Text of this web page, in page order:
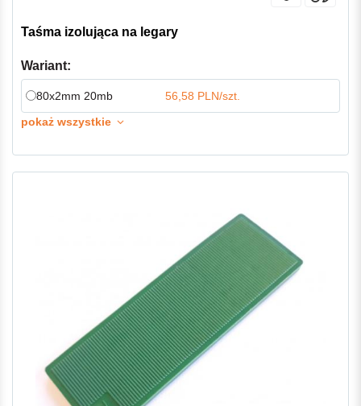
Taśma izolująca na legary
Wariant:
80x2mm 20mb
56,58 PLN/szt.
pokaż wszystkie